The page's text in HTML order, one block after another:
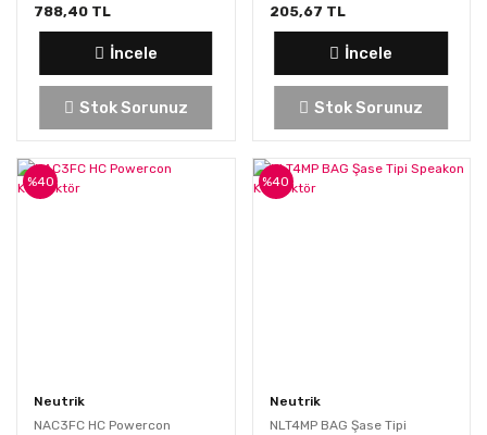
788,40 TL
İncele
Stok Sorunuz
205,67 TL
İncele
Stok Sorunuz
Neutrik
NAC3FC HC Powercon
%40
Neutrik
NLT4MP BAG Şase Tipi
%40